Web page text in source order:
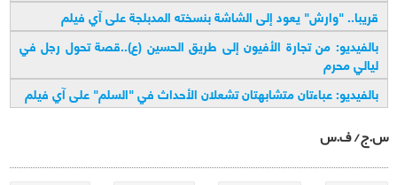
قريبا.. "وارش" يعود إلى الشاشة بنسخته المدبلجة على آي فيلم
بالفيديو: من تجارة الأفيون إلى طريق الحسين (ع)..قصة تحول رجل في
ليالي محرم
بالفيديو: عباءتان متشابهتان تشعلان الأحداث في "السلم" على آي فيلم
س.ج/ ف.س